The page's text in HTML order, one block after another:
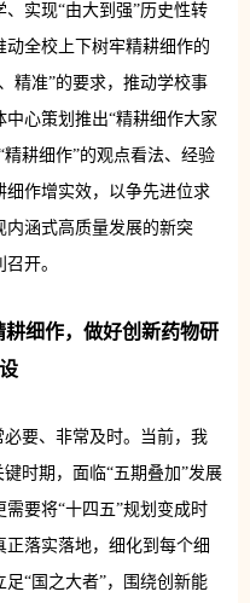
实现“由大到强”历史性转
全校上下树牢精耕细作的
精准”的要求，推动学校事
心策划推出“精耕细作大家
耕细作”的观点看法、经验
作增实效，以争先进位求
内涵式高质量发展的新突
开。
细作，做好创新药物研
要、非常及时。当前，我
时期，面临“五期叠加”发展
要将“十四五”规划变成时
落实落地，细化到每个细
“国之大者”，围绕创新能